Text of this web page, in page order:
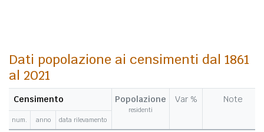
Dati popolazione ai censimenti dal 1861
al 2021
Censimento Popolazione
residenti
Var % Note
num. anno data rilevamento